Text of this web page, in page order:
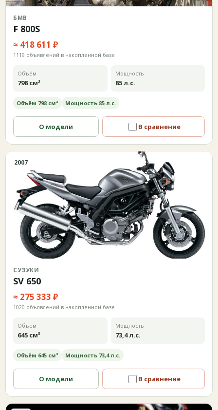
БМВ
F 800S
≈ 418 611 ₽
1119 объявлений в накопленной базе
Объём
798 см³
Мощность
85 л.с.
Объём 798 см³ Мощность 85 л.с.
О модели В сравнение
2007
СУЗУКИ
SV 650
≈ 275 333 ₽
1020 объявлений в накопленной базе
Объём
645 см³
Мощность
73,4 л.с.
Объём 645 см³ Мощность 73,4 л.с.
О модели В сравнение